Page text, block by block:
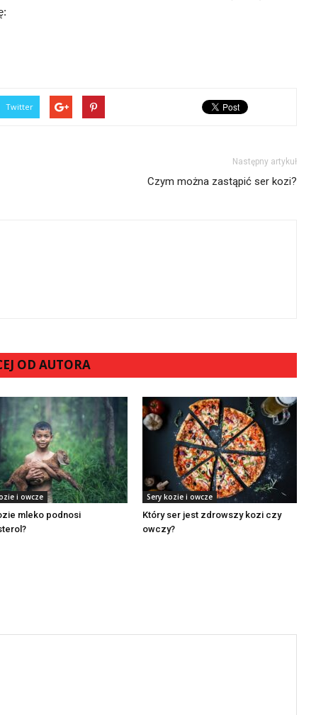
Twitter
Następny artykuł
Czym można zastąpić ser kozi?
OD AUTORA
i owcze
mleko podnosi
Sery kozie i owcze
Który ser jest zdrowszy kozi czy
owczy?